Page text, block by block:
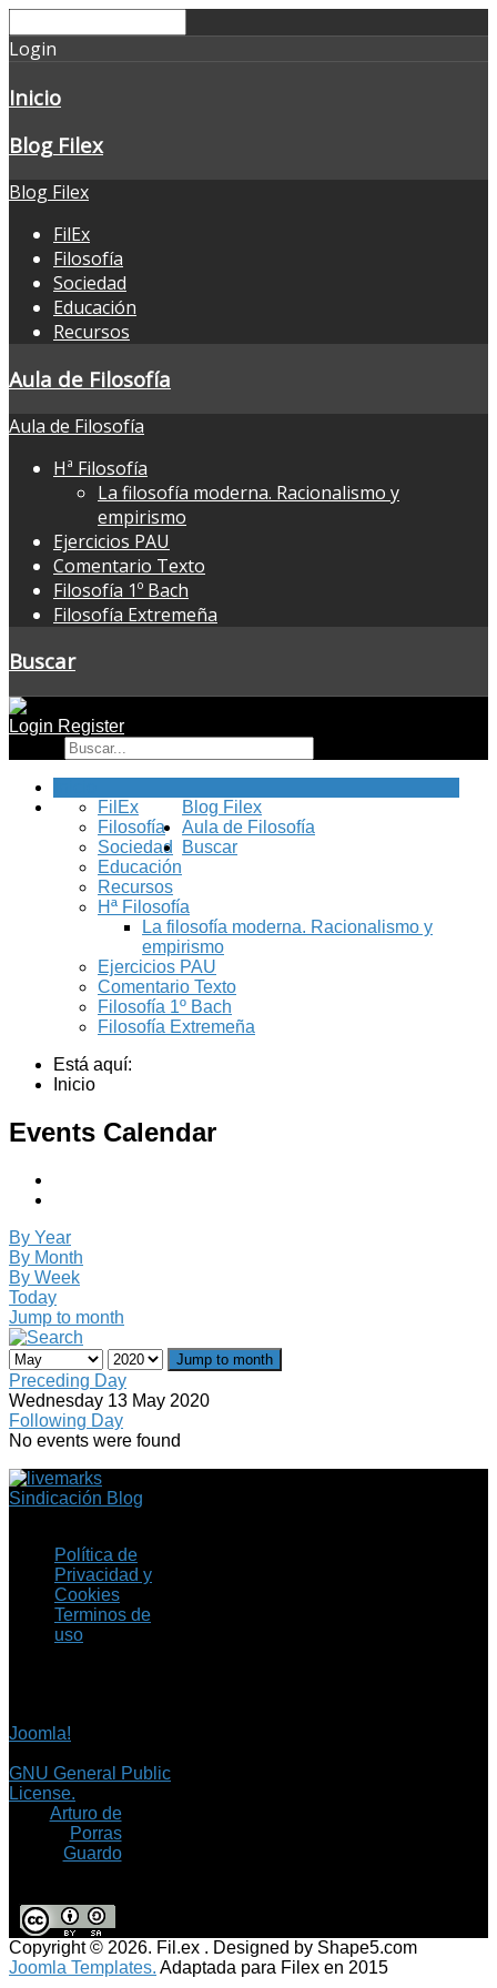
Login
Inicio
Blog Filex
Blog Filex
FilEx
Filosofía
Sociedad
Educación
Recursos
Aula de Filosofía
Aula de Filosofía
Hª Filosofía
La filosofía moderna. Racionalismo y
empirismo
Ejercicios PAU
Comentario Texto
Filosofía 1º Bach
Filosofía Extremeña
Buscar
Login Register
Blog Filex
FilEx
Filosofía
Sociedad
Educación
Recursos
Aula de Filosofía
Hª Filosofía
La filosofía moderna. Racionalismo y
empirismo
Ejercicios PAU
Comentario Texto
Filosofía 1º Bach
Filosofía Extremeña
Buscar
Está aquí:
Inicio
Events Calendar
By Year
By Month
By Week
Today
Jump to month
Jump to month
Preceding Day
Wednesday 13 May 2020
Following Day
No events were found
Sindicación Blog
Política de
Privacidad y
Cookies
Terminos de
uso
Joomla!
GNU General Public
License.
Arturo de
Porras
Guardo
Copyright © 2026. Fil.ex . Designed by Shape5.com
Joomla Templates. Adaptada para Filex en 2015